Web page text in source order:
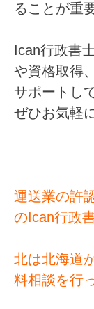
ることが重
Ican行政書
や資格取得
サポートし
ぜひお気軽
運送業の許
のIcan行政
北は北海道
料相談を行